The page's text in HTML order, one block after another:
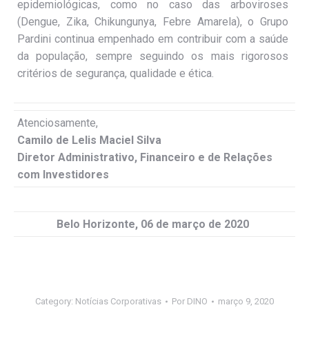
epidemiológicas, como no caso das arboviroses
(Dengue, Zika, Chikungunya, Febre Amarela), o Grupo
Pardini continua empenhado em contribuir com a saúde
da população, sempre seguindo os mais rigorosos
critérios de segurança, qualidade e ética.
Atenciosamente,
Camilo de Lelis Maciel Silva
Diretor Administrativo, Financeiro e de Relações
com Investidores
Belo Horizonte, 06 de março de 2020
Category: Notícias Corporativas Por DINO março 9, 2020